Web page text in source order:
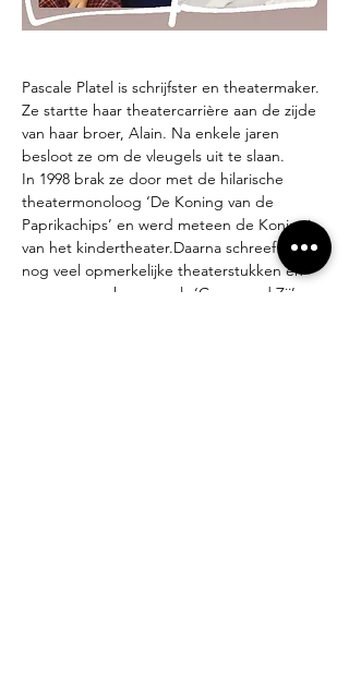
Pascale Platel is schrijfster en theatermaker.
Ze startte haar theatercarrière aan de zijde
van haar broer, Alain. Na enkele jaren
besloot ze om de vleugels uit te slaan.
In 1998 brak ze door met de hilarische
theatermonoloog ‘De Koning van de
Paprikachips’ en werd meteen de Koningin
van het kindertheater.Daarna schreef ze
nog veel opmerkelijke theaterstukken en
one-woman shows, zoals ‘Gezegend Zij’,